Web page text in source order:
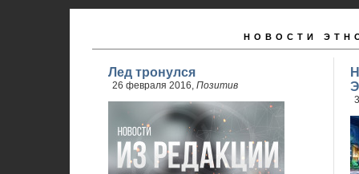
НОВОСТИ
Лед тронулся
26 февраля 2016, Позитив